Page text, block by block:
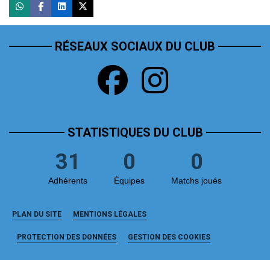
RÉSEAUX SOCIAUX DU CLUB
STATISTIQUES DU CLUB
31
Adhérents
0
Équipes
0
Matchs joués
PLAN DU SITE MENTIONS LÉGALES
PROTECTION DES DONNÉES GESTION DES COOKIES